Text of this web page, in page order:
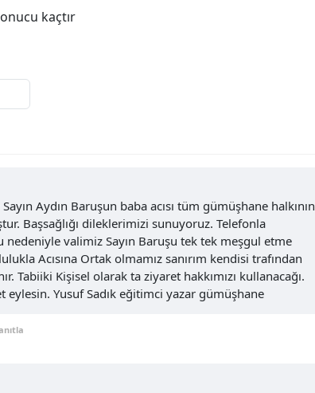
Yozgat
Zonguldak
Aksaray
kaçtır
Aydın Baruşun baba acısı tüm gümüşhane halkının
Başsağlığı dileklerimizi sunuyoruz. Telefonla
valimiz Sayın Baruşu tek tek meşgul etme
Acısına Ortak olmamız sanırım kendisi trafından
Tabiiki Kişisel olarak ta ziyaret hakkımızı kullanacağı.
eylesin. Yusuf Sadık eğitimci yazar gümüşhane